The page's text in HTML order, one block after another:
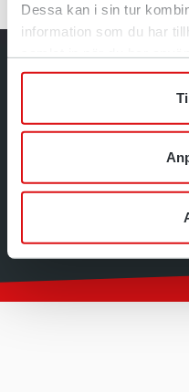
Dessa kan i sin tur
information som du har
när som helst återkalla
Prasa
Wykorzystanie plików cookie
Zgłaszanie nieprawidłowości
Sklep internetowy